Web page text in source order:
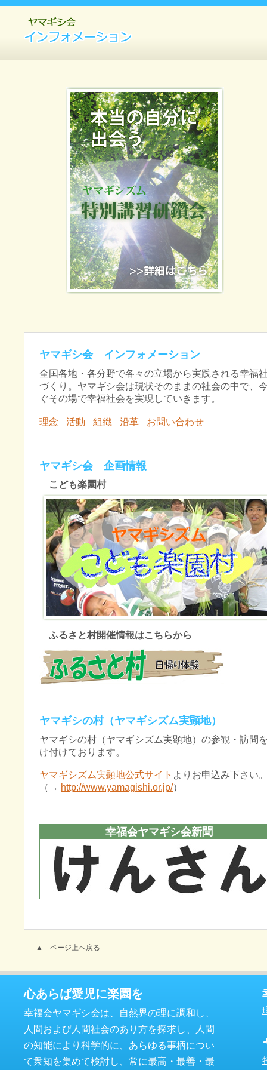
ヤマギシ会インフォメーショ
ヤマギシ会 インフォメーション
全国各地・各分野で各々の立場から実践される幸福
づくり。ヤマギシ会は現状そのままの社会の中で、
ぐその場で幸福社会を実現していきます。
理念 活動 組織 沿革 お問い合わせ
ヤマギシ会 企画情報
こども楽園村
ふるさと村開催情報はこちらから
ヤマギシの村（ヤマギシズム実顕地）
ヤマギシの村（ヤマギシズム実顕地）の参観・訪問
け付けております。
ヤマギシズム実顕地公式サイト よりお申込み下さい
（→ http://www.yamagishi.or.jp/）
幸福会ヤマギシ会新聞
▲ ページ上へ戻る
心あらば愛児に楽園を
幸福会ヤマギシ会は、自然界の理に調和し、
人間および人間社会のあり方を探求し、人間
の知能により科学的に、あらゆる事柄につい
て衆知を集めて検討し、常に最高・最善・最